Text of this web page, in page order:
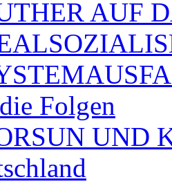
AUF
Folgen
UND